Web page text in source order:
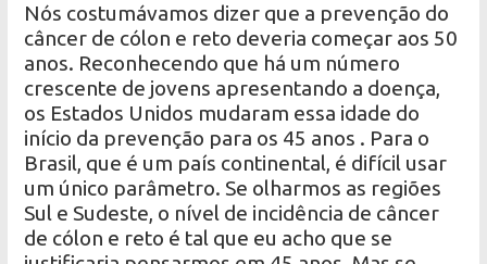
Nós costumávamos dizer que a prevenção do
câncer de cólon e reto deveria começar aos 50
anos. Reconhecendo que há um número
crescente de jovens apresentando a doença,
os Estados Unidos mudaram essa idade do
início da prevenção para os 45 anos . Para o
Brasil, que é um país continental, é difícil usar
um único parâmetro. Se olharmos as regiões
Sul e Sudeste, o nível de incidência de câncer
de cólon e reto é tal que eu acho que se